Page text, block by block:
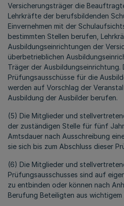
Versicherungsträger die
Lehrkräfte der berufsbildenden
Einvernehmen mit der
bestimmten Stellen berufen,
Ausbildungseinrichtungen der
überbetrieblichen
Träger der
Prüfungsausschüsse für die
werden auf Vorschlag der
Ausbildung der Ausbilder berufen.
(5) Die Mitglieder und
der zuständigen Stelle für fünf
Amtsdauer nach Ausschreibung
sie sich bis zum Abschluss dieser
(6) Die Mitglieder und
Prüfungsausschusses sind auf
zu entbinden oder können nach
Berufung Beteiligten aus